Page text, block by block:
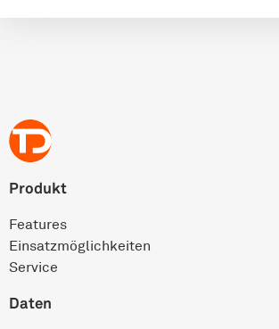
Produkt
Features
Einsatz­möglichkeiten
Service
Daten